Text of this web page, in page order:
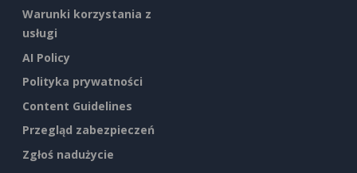
Warunki korzystania z
usługi
AI Policy
Polityka prywatności
Content Guidelines
Przegląd zabezpieczeń
Zgłoś nadużycie